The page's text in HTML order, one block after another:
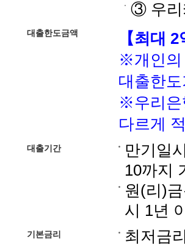
③ 우리
대출한도금액
【최대 2
※개인의
대출한
※우리은
다르게
대출기간
만기일
10까지
원(리)
시 1년
기본금리
최저금